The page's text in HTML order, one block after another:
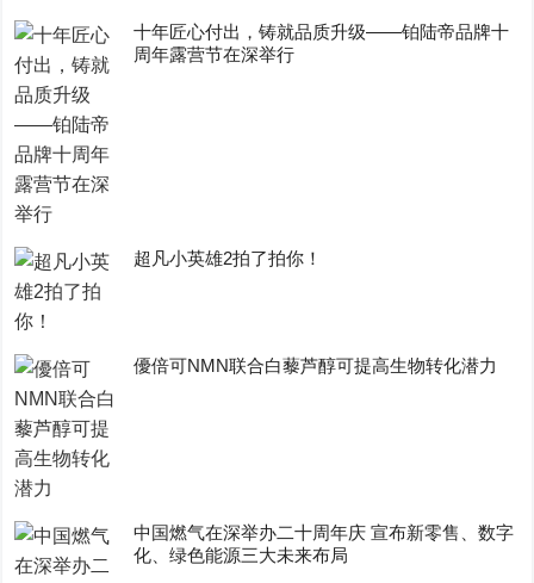
十年匠心付出，铸就品质升级——铂陆帝品牌十
周年露营节在深举行
超凡小英雄2拍了拍你！
優倍可NMN联合白藜芦醇可提高生物转化潜力
中国燃气在深举办二十周年庆 宣布新零售、数字
化、绿色能源三大未来布局